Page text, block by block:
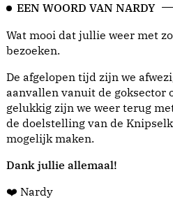
EEN WOORD VAN NARDY
Wat mooi dat jullie weer met
bezoeken.
De afgelopen tijd zijn we
aanvallen vanuit de goksector
gelukkig zijn we weer terug
de doelstelling van de
mogelijk maken.
Dank jullie allemaal!
❤️ Nardy